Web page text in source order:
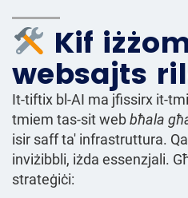
Kif
websajts
It-tiftix bl-AI ma jfissirx it-
tmiem tas-sit webbħala
isir saff ta' infrastruttura.
inviżibbli, iżda essenzjali.
strateġiċi: